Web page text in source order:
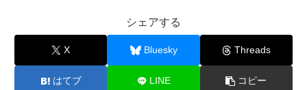
シェアする
X Bluesky Threads
はてブ LINE コピー